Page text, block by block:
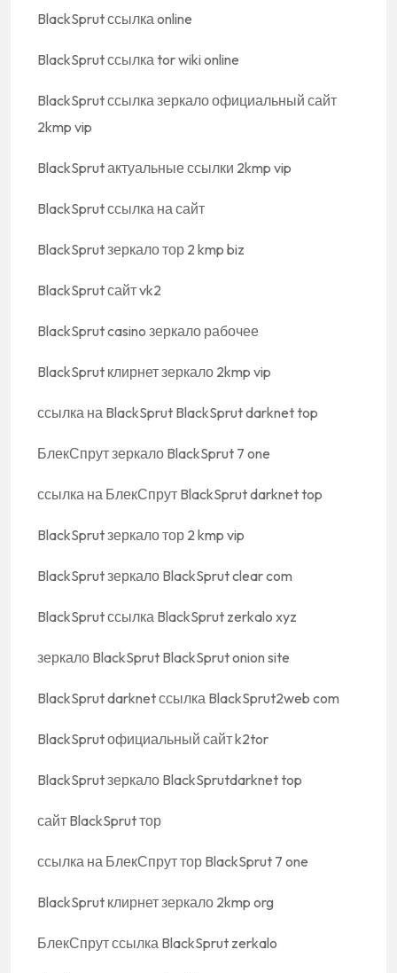
BlackSprut ссылка online
BlackSprut ссылка tor wiki online
BlackSprut ссылка зеркало официальный сайт
2kmp vip
BlackSprut актуальные ссылки 2kmp vip
BlackSprut ссылка на сайт
BlackSprut зеркало тор 2 kmp biz
BlackSprut сайт vk2
BlackSprut casino зеркало рабочее
BlackSprut клирнет зеркало 2kmp vip
ссылка на BlackSprut BlackSprut darknet top
БлекСпрут зеркало BlackSprut 7 one
ссылка на БлекСпрут BlackSprut darknet top
BlackSprut зеркало тор 2 kmp vip
BlackSprut зеркало BlackSprut clear com
BlackSprut ссылка BlackSprut zerkalo xyz
зеркало BlackSprut BlackSprut onion site
BlackSprut darknet ссылка BlackSprut2web com
BlackSprut официальный сайт k2tor
BlackSprut зеркало BlackSprutdarknet top
сайт BlackSprut тор
ссылка на БлекСпрут тор BlackSprut 7 one
BlackSprut клирнет зеркало 2kmp org
БлекСпрут ссылка BlackSprut zerkalo